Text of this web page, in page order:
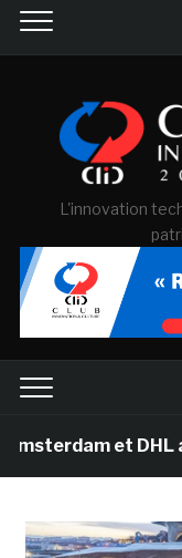
L'innovation
et DHL